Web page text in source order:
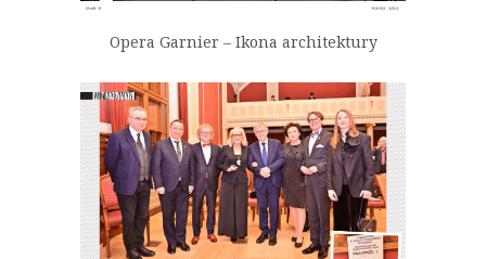
Opera Garnier – Ikona architektury